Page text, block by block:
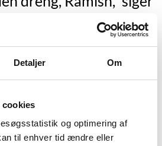
Detaljer Om
cookies
og optimering af
til enhver tid ændre eller
næsen på ham
hans læbe.”
siger Ramish. ”Han
flere tæv. Mange
flere.””
og hærværket”, s. 65.